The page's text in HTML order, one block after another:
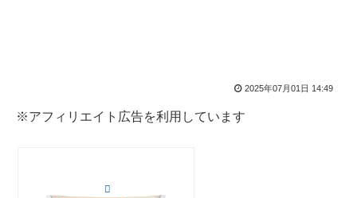
2025年07月01日 14:49
※アフィリエイト広告を利用しています